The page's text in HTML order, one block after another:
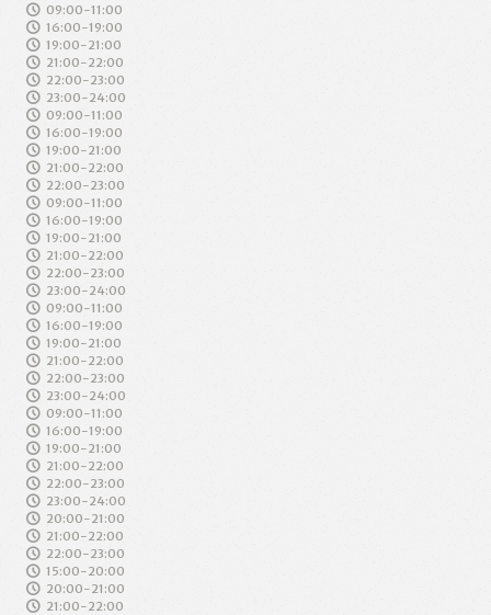
09:00-11:00
16:00-19:00
19:00-21:00
21:00-22:00
22:00-23:00
23:00-24:00
09:00-11:00
16:00-19:00
19:00-21:00
21:00-22:00
22:00-23:00
09:00-11:00
16:00-19:00
19:00-21:00
21:00-22:00
22:00-23:00
23:00-24:00
09:00-11:00
16:00-19:00
19:00-21:00
21:00-22:00
22:00-23:00
23:00-24:00
09:00-11:00
16:00-19:00
19:00-21:00
21:00-22:00
22:00-23:00
23:00-24:00
20:00-21:00
21:00-22:00
22:00-23:00
15:00-20:00
20:00-21:00
21:00-22:00